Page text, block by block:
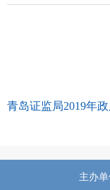
青岛证监局2019年
主办